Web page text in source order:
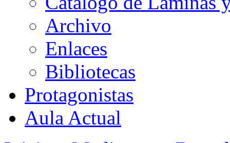
Archivo
Enlaces
Bibliotecas
Protagonistas
Aula Actual